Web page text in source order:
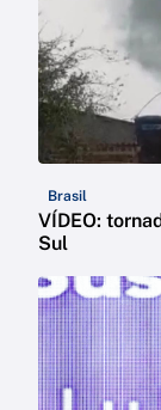
Brasil
VÍDEO:
Sul